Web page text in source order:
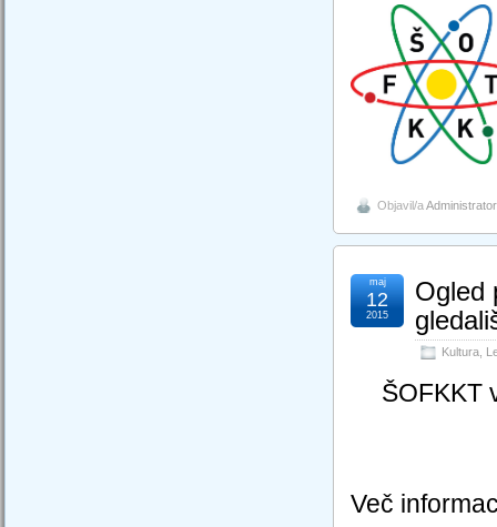
Objavil/aAdministrator
Ogled
Kultura
maj
12
2015
ŠOFKKT
Več